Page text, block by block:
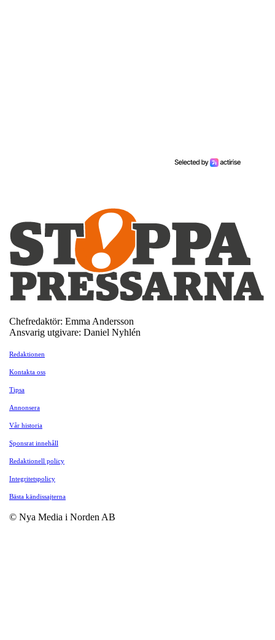
Chefredaktör: Emma Andersson
Ansvarig utgivare: Daniel Nyhlén
Redaktionen
Kontakta oss
Tipsa
Annonsera
Vår historia
Sponsrat innehåll
Redaktionell policy
Integritetspolicy
Bästa kändissajterna
© Nya Media i Norden AB